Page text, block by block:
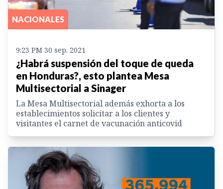
NACIONALES
9:23 PM 30 sep. 2021
¿Habrá suspensión del toque de queda
en Honduras?, esto plantea Mesa
Multisectorial a Sinager
La Mesa Multisectorial además exhorta a los
establecimientos solicitar a los clientes y
visitantes el carnet de vacunación anticovid